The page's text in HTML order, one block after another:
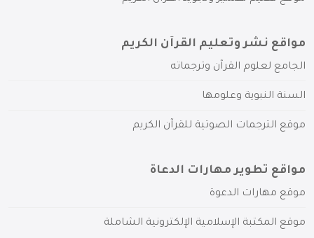
مواقع نشر وتعليم القرآن الكريم
الجامع لعلوم القرآن وترجماته
السنة النبوية وعلومها
موقع الترجمات الصوتية للقرآن الكريم
مواقع تطوير مهارات الدعاة
موقع مهارات الدعوة
موقع المكتبة الإسلامية الإلكترونية الشاملة